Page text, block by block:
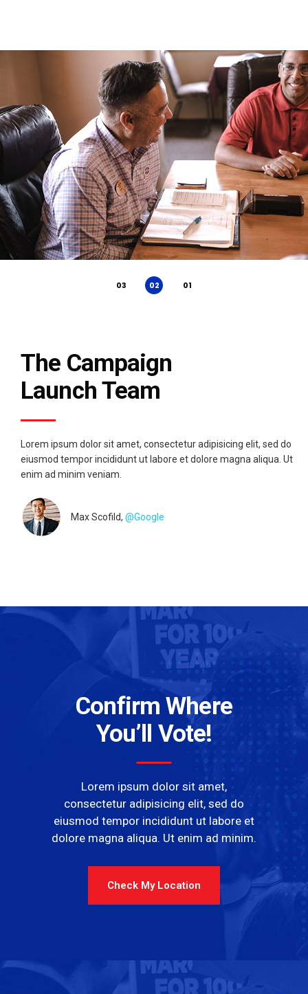
The Campaign
Launch Team
Lorem ipsum dolor sit amet, consectetur adipisicing elit, sed do
eiusmod tempor incididunt ut labore et dolore magna aliqua. Ut
enim ad minim veniam.
Max Scofild, @Google
Confirm Where
You’ll Vote!
Lorem ipsum dolor sit amet,
consectetur adipisicing elit, sed do
eiusmod tempor incididunt ut labore et
dolore magna aliqua. Ut enim ad minim.
Check My Location